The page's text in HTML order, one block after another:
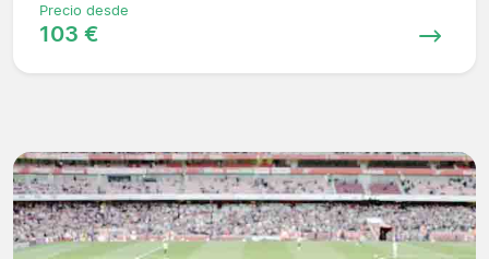
Precio desde
103 €